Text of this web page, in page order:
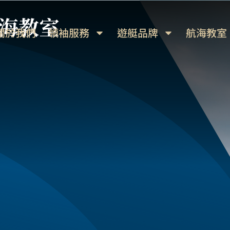
於我們 領袖服務 遊艇品牌 航海教室
教室